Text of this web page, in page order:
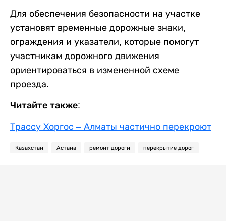
Для обеспечения безопасности на участке
установят временные дорожные знаки,
ограждения и указатели, которые помогут
участникам дорожного движения
ориентироваться в измененной схеме
проезда.
Читайте также:
Трассу Хоргос – Алматы частично перекроют
Казахстан Астана ремонт дороги перекрытие дорог